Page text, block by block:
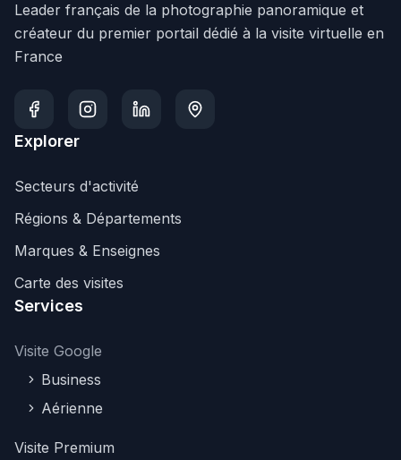
Leader français de la photographie panoramique et
créateur du premier portail dédié à la visite virtuelle en
France
Explorer
Secteurs d'activité
Régions & Départements
Marques & Enseignes
Carte des visites
Services
Visite Google
Business
Aérienne
Visite Premium